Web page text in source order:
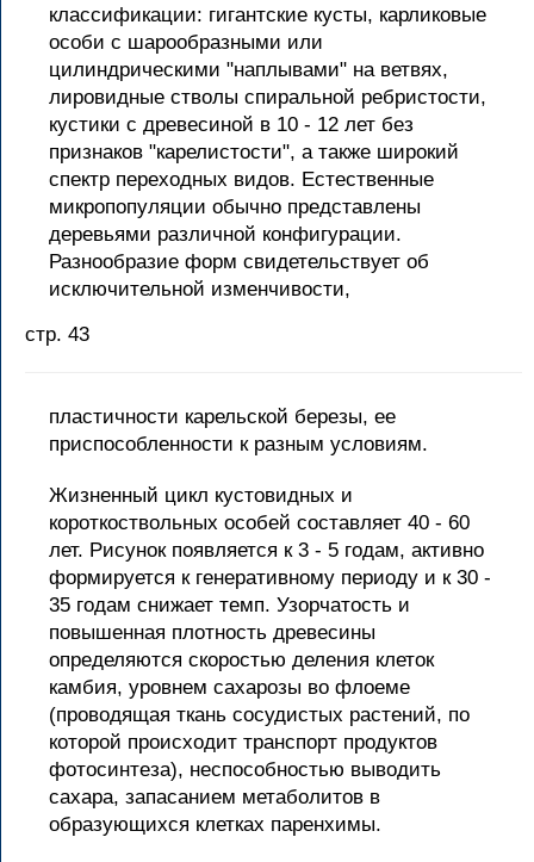
классификации: гигантские кусты, карликовые
особи с шарообразными или
цилиндрическими "наплывами" на ветвях,
лировидные стволы спиральной ребристости,
кустики с древесиной в 10 - 12 лет без
признаков "карелистости", а также широкий
спектр переходных видов. Естественные
микропопуляции обычно представлены
деревьями различной конфигурации.
Разнообразие форм свидетельствует об
исключительной изменчивости,
стр. 43
пластичности карельской березы, ее
приспособленности к разным условиям.
Жизненный цикл кустовидных и
короткоствольных особей составляет 40 - 60
лет. Рисунок появляется к 3 - 5 годам, активно
формируется к генеративному периоду и к 30 -
35 годам снижает темп. Узорчатость и
повышенная плотность древесины
определяются скоростью деления клеток
камбия, уровнем сахарозы во флоеме
(проводящая ткань сосудистых растений, по
которой происходит транспорт продуктов
фотосинтеза), неспособностью выводить
сахара, запасанием метаболитов в
образующихся клетках паренхимы.